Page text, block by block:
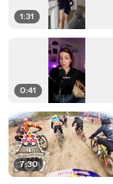
1:31
0:41
7:30